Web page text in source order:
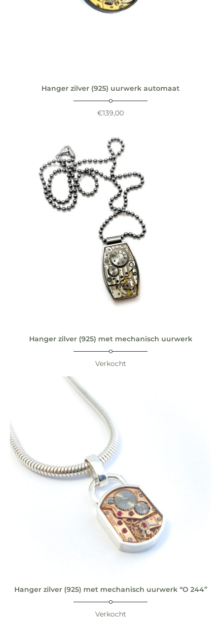
Hanger zilver (925) uurwerk automaat
€139,00
Hanger zilver (925) met mechanisch uurwerk
Verkocht
Hanger zilver (925) met mechanisch uurwerk “O 244”
Verkocht